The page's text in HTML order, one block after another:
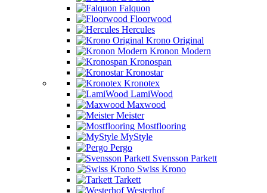
Falquon
Floorwood
Hercules
Krono Original
Kronon Modern
Kronospan
Kronostar
Kronotex
LamiWood
Maxwood
Meister
Mostflooring
MyStyle
Pergo
Svensson Parkett
Swiss Krono
Tarkett
Westerhof